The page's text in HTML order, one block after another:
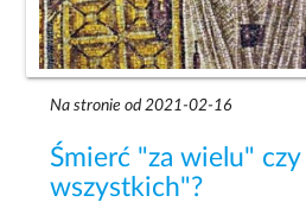
Na stronie od 2021-02-16
Śmierć "za wielu" czy
wszystkich"?